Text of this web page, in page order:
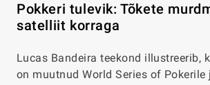
Pokkeri tulevik: Tõkete
satelliit korraga
Lucas Bandeira teekond illustreerib,
on muutnud World Series of Pokerile